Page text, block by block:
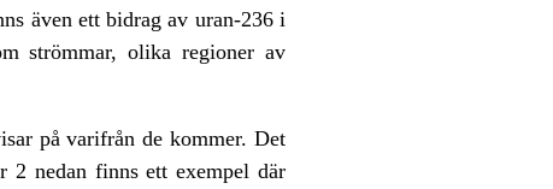
även ett bidrag av uran-236 i
strömmar, olika regioner av
på varifrån de kommer. Det
2 nedan finns ett exempel där